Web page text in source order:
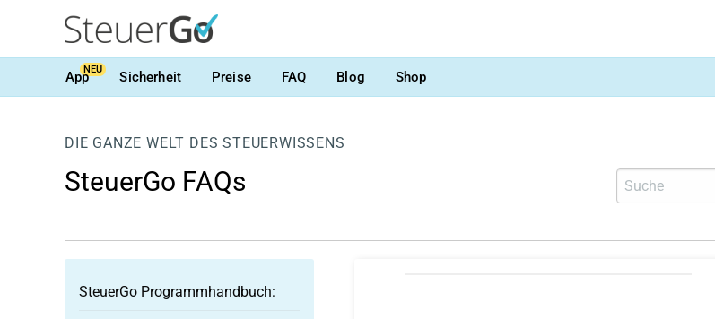
AppNEU Sicherheit Preise FAQ Blog Shop
DIE GANZE WELT DES STEUERWISSENS
SteuerGo FAQs
SteuerGo Programmhandbuch: